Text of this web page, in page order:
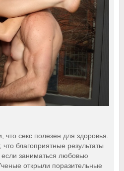
секс полезен для здоровья.
благоприятные результаты
заниматься любовью
открыли поразительные